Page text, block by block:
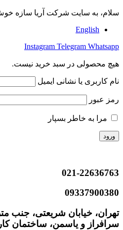
سلام، به سایت شرکت آریا سازه
English
Instagram Telegram Whatsapp
هیچ محصولی در سبد خرید نیست.
نام کاربری یا نشانی ایمیل
رمز عبور
مرا به خاطر بسپار
021-22636763
09337900380
تهران، خیابان شریعتی، جنب
سرافراز و یاسمن، ساختمان